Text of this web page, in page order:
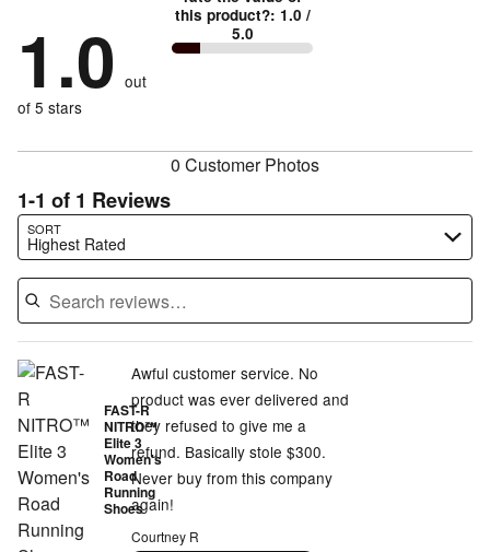
reviewers
of
reviewers
0%
reviewers
by
reviewers
stars
by
100%
of1.0 out
of 5 stars
this product?: 1.0 /
5.0
0 Customer Photos
1-1 of 1 Reviews
SORT
Highest Rated
Search reviews…
FAST-R
NITRO™
Elite 3
Women's
Road
Running
Shoes
Awful customer service. No
product was ever delivered and
they refused to give me a
refund. Basically stole $300.
Never buy from this company
again!
Courtney R